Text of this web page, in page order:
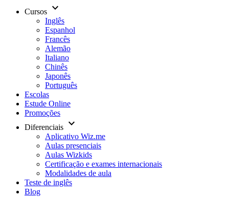
Cursos keyboard_arrow_down
Inglês
Espanhol
Francês
Alemão
Italiano
Chinês
Japonês
Português
Escolas
Estude Online
Promoções
Diferenciais keyboard_arrow_down
Aplicativo Wiz.me
Aulas presenciais
Aulas Wizkids
Certificação e exames internacionais
Modalidades de aula
Teste de inglês
Blog